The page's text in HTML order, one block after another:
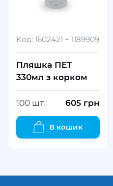
Код: 1602421 + 1189909
Пляшка ПЕТ
330мл з корком
100 шт. 605 грн
В кошик